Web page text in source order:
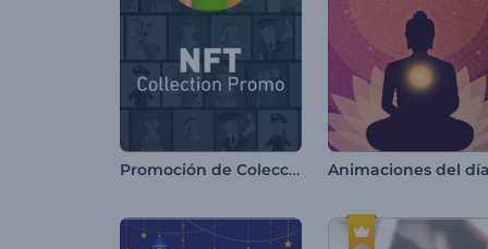
Promoción de Colección NFT